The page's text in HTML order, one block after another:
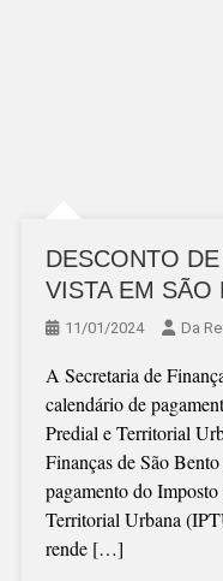
DESCONTO
VISTA EM SÃO
11/01/2024 Da
A Secretaria de
calendário de
Predial e Territorial
Finanças de São
pagamento do
Territorial Urbana
rende […]